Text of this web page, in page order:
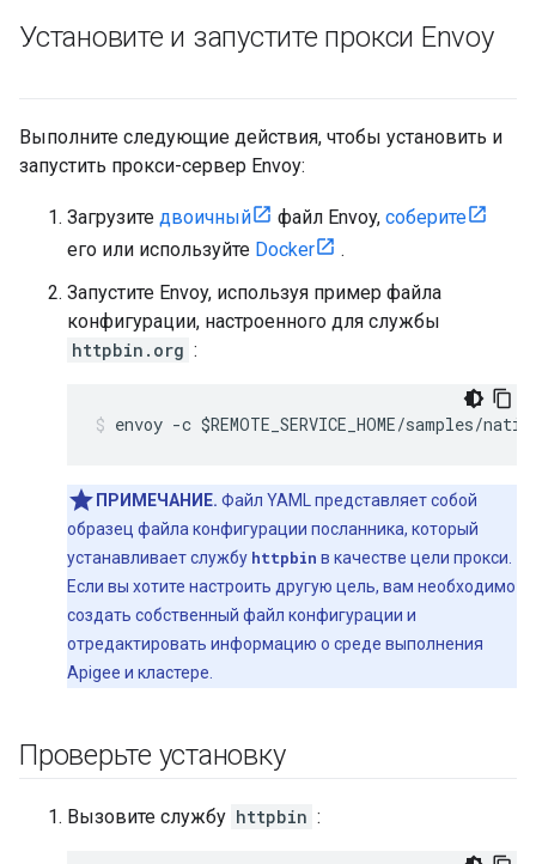
Установите и запустите прокси Envoy
Выполните следующие действия, чтобы установить и
запустить прокси-сервер Envoy:
Загрузите двоичный файл Envoy, соберите
его или используйте Docker
.
Запустите Envoy, используя пример файла
конфигурации, настроенного для службы
httpbin.org :
envoy -c $REMOTE_SERVICE_HOME/samples/
ПРИМЕЧАНИЕ. Файл YAML представляет собой
образец файла конфигурации посланника, который
устанавливает службу httpbin в качестве цели прокси.
Если вы хотите настроить другую цель, вам необходимо
создать собственный файл конфигурации и
отредактировать информацию о среде выполнения
Apigee и кластере.
Проверьте установку
Вызовите службу httpbin :